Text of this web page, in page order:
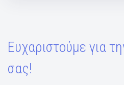
Ευχαριστούμε για
σας!